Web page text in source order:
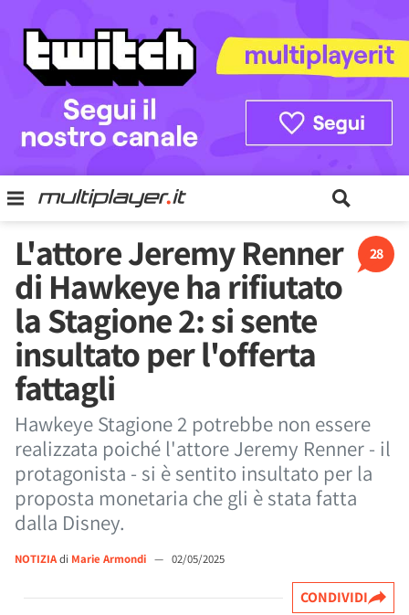
28
L'attore Jeremy Renner
di Hawkeye ha rifiutato
la Stagione 2: si sente
insultato per l'offerta
fattagli
Hawkeye Stagione 2 potrebbe non essere
realizzata poiché l'attore Jeremy Renner - il
protagonista - si è sentito insultato per la
proposta monetaria che gli è stata fatta
dalla Disney.
NOTIZIAdi Marie Armondi — 02/05/2025
CONDIVIDI